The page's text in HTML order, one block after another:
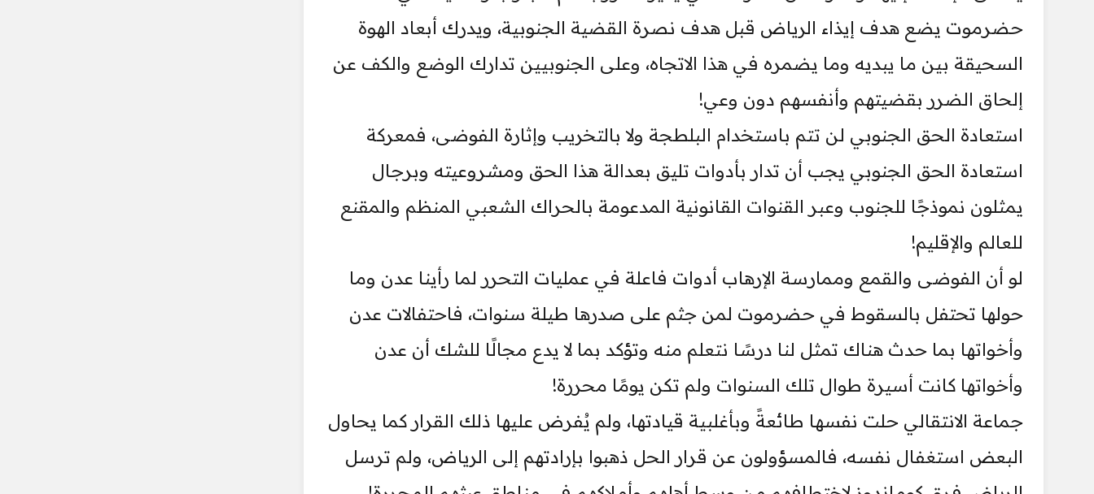
حضرموت يضع هدف إيذاء الرياض قبل هدف نصرة القضية الجنوبية، ويدرك أبعاد الهوة
السحيقة بين ما يبديه وما يضمره في هذا الاتجاه، وعلى الجنوبيين تدارك الوضع والكف عن
إلحاق الضرر بقضيتهم وأنفسهم دون وعي!
استعادة الحق الجنوبي لن تتم باستخدام البلطجة ولا بالتخريب وإثارة الفوضى، فمعركة
استعادة الحق الجنوبي يجب أن تدار بأدوات تليق بعدالة هذا الحق ومشروعيته وبرجال
يمثلون نموذجًا للجنوب وعبر القنوات القانونية المدعومة بالحراك الشعبي المنظم والمقنع
للعالم والإقليم!
لو أن الفوضى والقمع وممارسة الإرهاب أدوات فاعلة في عمليات التحرر لما رأينا عدن وما
حولها تحتفل بالسقوط في حضرموت لمن جثم على صدرها طيلة سنوات، فاحتفالات عدن
وأخواتها بما حدث هناك تمثل لنا درسًا نتعلم منه وتؤكد بما لا يدع مجالًا للشك أن عدن
وأخواتها كانت أسيرة طوال تلك السنوات ولم تكن يومًا محررة!
جماعة الانتقالي حلت نفسها طائعةً وبأغلبية قيادتها، ولم يُفرض عليها ذلك القرار كما يحاول
البعض استغفال نفسه، فالمسؤولون عن قرار الحل ذهبوا بإرادتهم إلى الرياض، ولم ترسل